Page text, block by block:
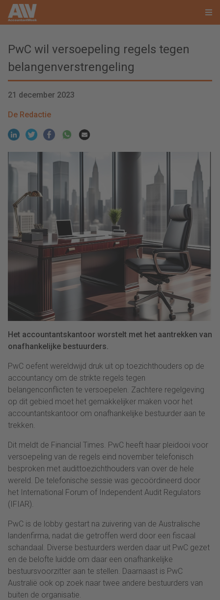
PwC wil versoepeling regels tegen
belangenverstrengeling
21 december 2023
De Redactie
Het accountantskantoor worstelt met het aantrekken van
onafhankelijke bestuurders.
PwC oefent wereldwijd druk uit op toezichthouders op de
accountancy om de strikte regels tegen
belangenconflicten te versoepelen. Zachtere regelgeving
op dit gebied moet het gemakkelijker maken voor het
accountantskantoor om onafhankelijke bestuurder aan te
trekken.
Dit meldt de Financial Times. PwC heeft haar pleidooi voor
versoepeling van de regels eind november telefonisch
besproken met audittoezichthouders van over de hele
wereld. De telefonische sessie was gecoördineerd door
het International Forum of Independent Audit Regulators
(IFIAR).
PwC is de lobby gestart na zuivering van de Australische
landenfirma, nadat die getroffen werd door een fiscaal
schandaal. Diverse bestuurders werden daar uit PwC gezet
en de belofte luidde om daar een onafhankelijke
bestuursvoorzitter aan te stellen. Daarnaast is PwC
Australië ook op zoek naar twee andere bestuurders van
buiten de organisatie.